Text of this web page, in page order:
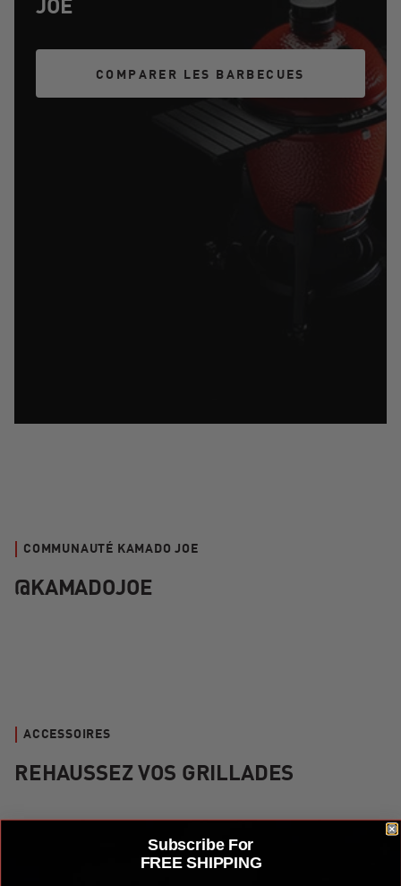
JOE
COMPARER LES BARBECUES
COMPARER LES BARBECUES
COMMUNAUTÉ KAMADO JOE
@KAMADOJOE
ACCESSOIRES
REHAUSSEZ VOS GRILLADES
Kit d'accessoires et d'ustensiles de cuisson en acier
Subscribe For
FREE SHIPPING